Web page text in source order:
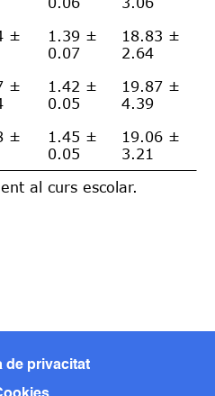
±
1.39 ±
0.07
18.83 ±
2.64
±
1.42 ±
0.05
19.87 ±
4.39
±
1.45 ±
0.05
19.06 ±
3.21
al curs escolar.
de privacitat